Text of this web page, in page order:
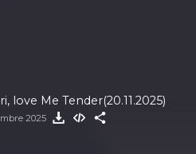
love Me Tender(20.11.2025)
2025